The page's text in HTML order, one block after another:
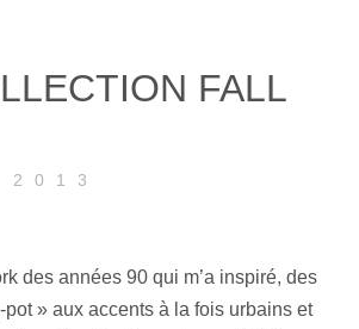
FALL
2013
des années 90 qui m’a inspiré, des
pot » aux accents à la fois urbains et